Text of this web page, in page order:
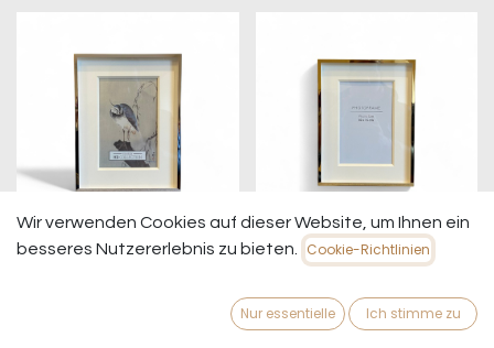
Rahmen 10x15cm, silber
€
Rahmen 10x15cm, gold
19,95€
Wir verwenden Cookies auf dieser Website, um Ihnen ein
besseres Nutzererlebnis zu bieten.
Cookie-Richtlinien
Nur essentielle Ich stimme zu